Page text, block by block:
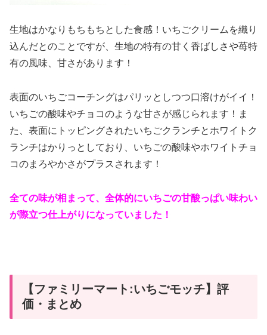
生地はかなりもちもちとした食感！いちごクリームを織り
込んだとのことですが、生地の特有の甘く香ばしさや苺特
有の風味、甘さがあります！
表面のいちごコーチングはパリッとしつつ口溶けがイイ！
いちごの酸味やチョコのような甘さが感じられます！ま
た、表面にトッピングされたいちごクランチとホワイトク
ランチはかりっとしており、いちごの酸味やホワイトチョ
コのまろやかさがプラスされます！
全ての味が相まって、全体的にいちごの甘酸っぱい味わい
が際立つ仕上がりになっていました！
【ファミリーマート:いちごモッチ】評
価・まとめ